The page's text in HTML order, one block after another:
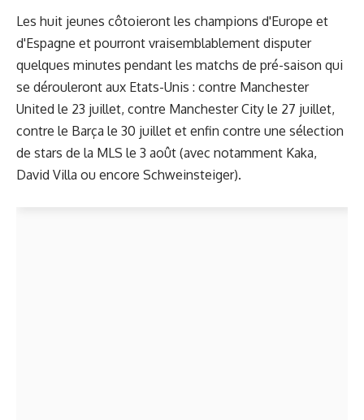
Les huit jeunes côtoieront les champions d'Europe et
d'Espagne et pourront vraisemblablement disputer
quelques minutes pendant les matchs de pré-saison qui
se dérouleront aux Etats-Unis : contre Manchester
United le 23 juillet, contre Manchester City le 27 juillet,
contre le Barça le 30 juillet et enfin contre une sélection
de stars de la MLS le 3 août (avec notamment Kaka,
David Villa ou encore Schweinsteiger).